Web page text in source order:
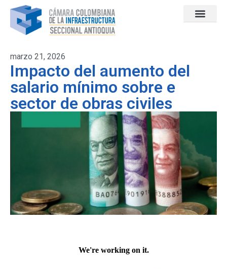
marzo 21, 2026
Impacto del aumento del
salario mínimo sobre e
sector de obras civiles